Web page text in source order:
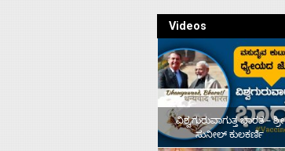
Videos
ವಿಶ್ವಗುರುವಾಗುತ್ತ ಭಾರತ – ಶ್ರೀ
ಸುನೀಲ್‌ ಕುಲಕರ್ಣಿ